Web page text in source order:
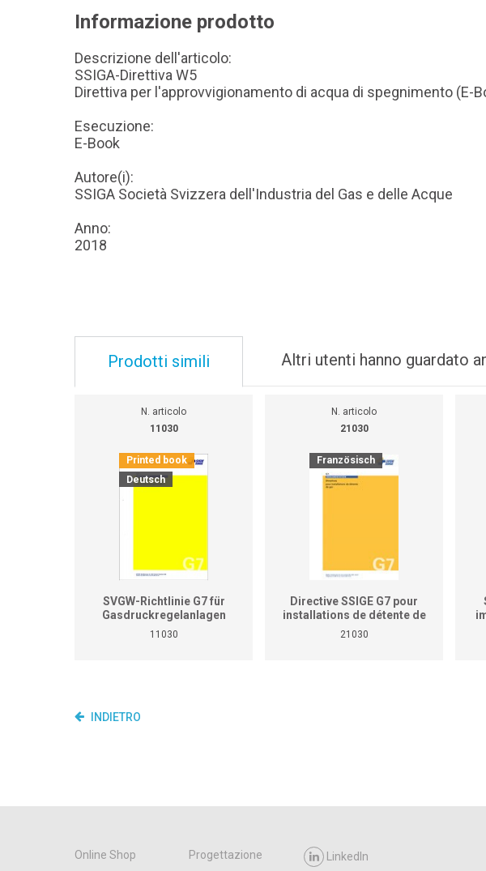
Informazione prodotto
Descrizione dell'articolo:
SSIGA-Direttiva W5
Direttiva per l'approvvigionamento di acqua di spegnimento (E-
Esecuzione:
E-Book
Autore(i):
SSIGA Società Svizzera dell'Industria del Gas e delle Acque
Anno:
2018
Prodotti simili Altri utenti hanno guardato
N. articolo
11030
Printed book
Deutsch
SVGW-Richtlinie G7 für
Gasdruckregelanlagen
11030
N. articolo
21030
Französisch
Directive SSIGE G7 pour
installations de détente de
gaz
21030
INDIETRO
Online Shop Progettazione LinkedIn